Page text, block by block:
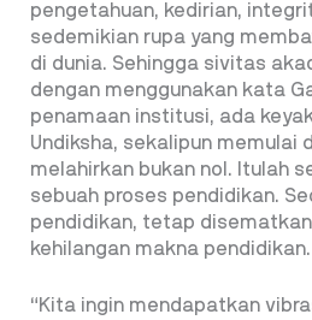
pengetahuan, kedirian,
sedemikian rupa yang
di dunia. Sehingga sivitas
dengan menggunakan kata
penamaan institusi, ada
Undiksha, sekalipun memulai
melahirkan bukan nol. Itulah
sebuah proses pendidikan.
pendidikan, tetap
kehilangan makna pendidikan.
“Kita ingin mendapatkan